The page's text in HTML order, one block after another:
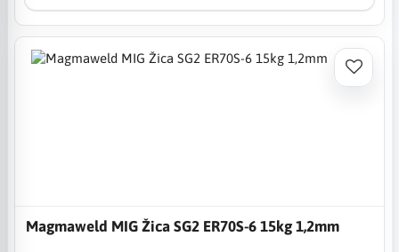
Magmaweld MIG Žica SG2 ER70S-6 15kg 1,2mm